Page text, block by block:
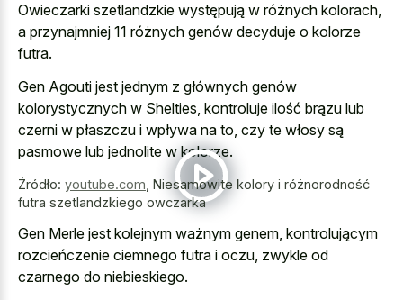
Owieczarki szetlandzkie występują w różnych kolorach,
a przynajmniej 11 różnych genów decyduje o kolorze
futra.
Gen Agouti jest jednym z głównych genów
kolorystycznych w Shelties, kontroluje ilość brązu lub
czerni w płaszczu i wpływa na to, czy te włosy są
pasmowe lub jednolite w kolorze.
Źródło: youtube.com Niesamowite kolory i różnorodność
futra szetlandzkiego owczarka
Gen Merle jest kolejnym ważnym genem, kontrolującym
rozcieńczenie ciemnego futra i oczu, zwykle od
czarnego do niebieskiego.